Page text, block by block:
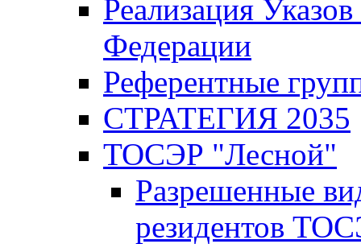
Реализация
Федерации
Референтные
СТРАТЕГИЯ 2035
ТОСЭР "Лесной"
Разрешенные
резидентов